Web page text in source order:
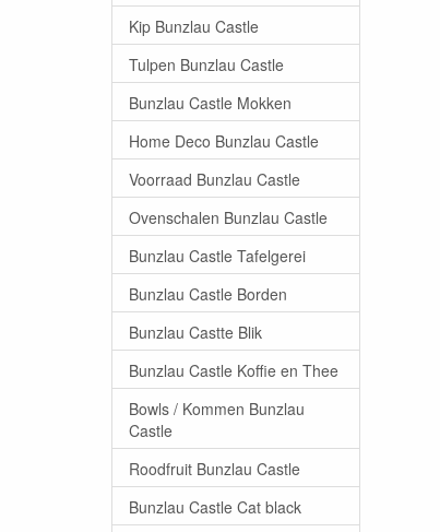
Kip Bunzlau Castle
Tulpen Bunzlau Castle
Bunzlau Castle Mokken
Home Deco Bunzlau Castle
Voorraad Bunzlau Castle
Ovenschalen Bunzlau Castle
Bunzlau Castle Tafelgerei
Bunzlau Castle Borden
Bunzlau Castte Blik
Bunzlau Castle Koffie en Thee
Bowls / Kommen Bunzlau
Castle
Roodfruit Bunzlau Castle
Bunzlau Castle Cat black